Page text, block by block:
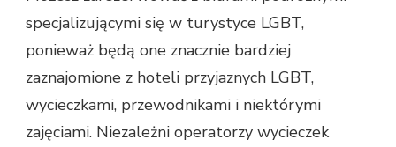
specjalizującymi się w turystyce LGBT,
ponieważ będą one znacznie bardziej
zaznajomione z hoteli przyjaznych LGBT,
wycieczkami, przewodnikami i niektórymi
zajęciami. Niezależni operatorzy wycieczek